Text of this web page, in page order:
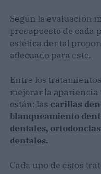
Según la evaluación
presupuesto de cada
estética dental
adecuado para este.
Entre los
mejorar la apariencia
están: las carillas
blanqueamiento
dentales,
dentales.
Cada uno de estos